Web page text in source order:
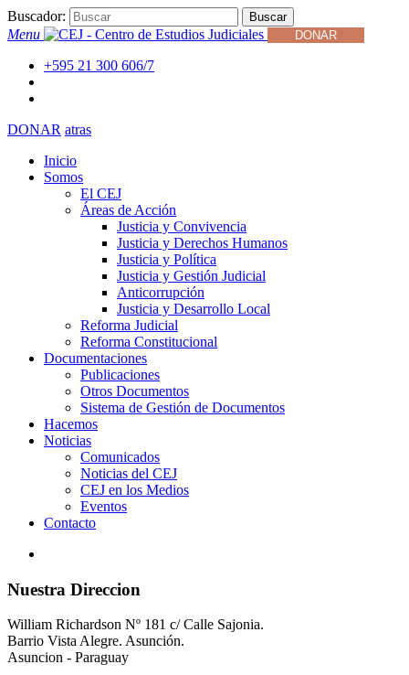
Buscador: Buscar
Menu DONAR
+595 21 300 606/7
DONAR atras
Inicio
Somos
El CEJ
Áreas de Acción
Justicia y Convivencia
Justicia y Derechos Humanos
Justicia y Política
Justicia y Gestión Judicial
Anticorrupción
Justicia y Desarrollo Local
Reforma Judicial
Reforma Constitucional
Documentaciones
Publicaciones
Otros Documentos
Sistema de Gestión de Documentos
Hacemos
Noticias
Comunicados
Noticias del CEJ
CEJ en los Medios
Eventos
Contacto
Nuestra Direccion
William Richardson Nº 181 c/ Calle Sajonia.
Barrio Vista Alegre. Asunción.
Asuncion - Paraguay